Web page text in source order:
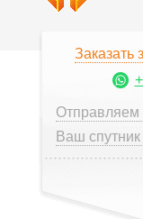
Заказать
Отправляем
Ваш